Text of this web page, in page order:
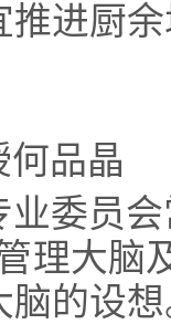
进厨
品晶
业委员
理大脑
脑的设